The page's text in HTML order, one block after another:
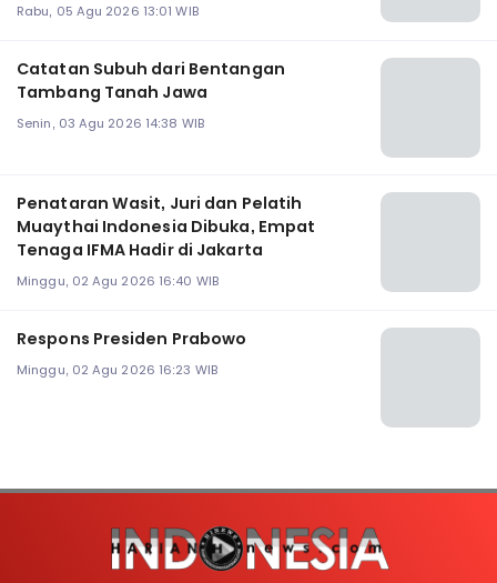
Rabu, 05 Agu 2026 13:01 WIB
Catatan Subuh dari Bentangan
Tambang Tanah Jawa
Senin, 03 Agu 2026 14:38 WIB
Penataran Wasit, Juri dan Pelatih
Muaythai Indonesia Dibuka, Empat
Tenaga IFMA Hadir di Jakarta
Minggu, 02 Agu 2026 16:40 WIB
Respons Presiden Prabowo
Minggu, 02 Agu 2026 16:23 WIB